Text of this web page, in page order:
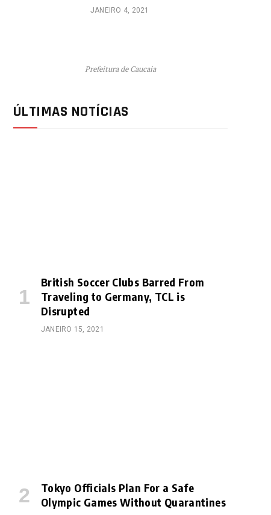
JANEIRO 4, 2021
Prefeitura de Caucaia
ÚLTIMAS NOTÍCIAS
British Soccer Clubs Barred From
Traveling to Germany, TCL is
Disrupted
JANEIRO 15, 2021
Tokyo Officials Plan For a Safe
Olympic Games Without Quarantines